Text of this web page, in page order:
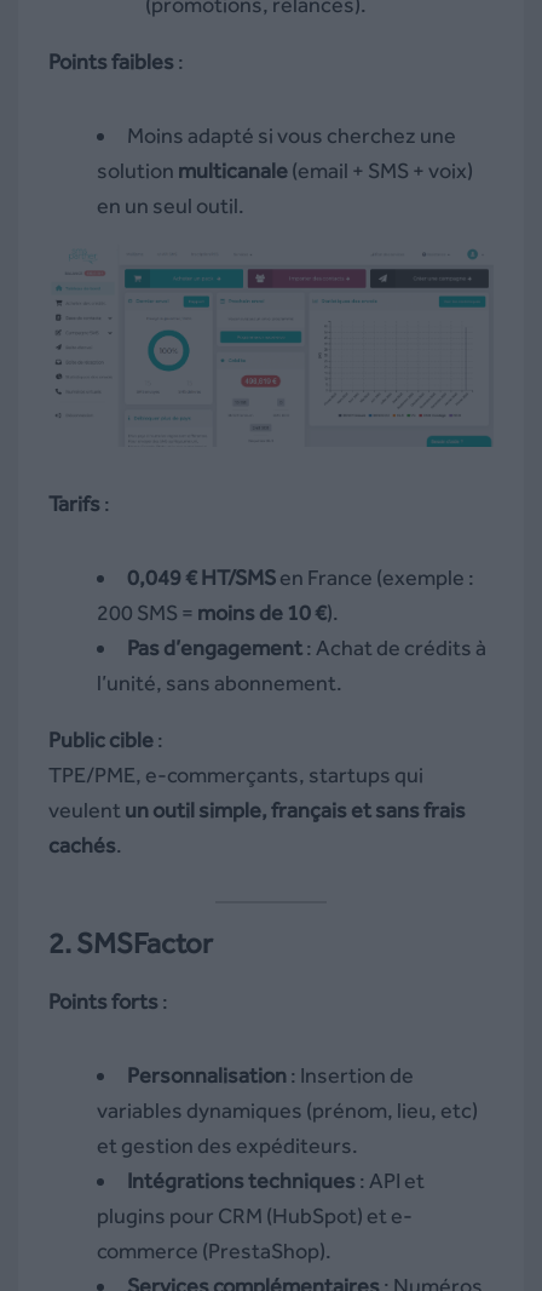
Points faibles:
Moins adapté si vous cherchez une
solution multicanale(email + SMS + voix)
en un seul outil.
Tarifs:
0,049 € HT/SMSen France (exemple :
200 SMS = moins de 10 €).
Pas d’engagement: Achat de crédits à
l’unité, sans abonnement.
Public cible:
TPE/PME, e-commerçants, startups qui
veulent un outil simple, français et sans frais
cachés.
2. SMSFactor
Points forts:
Personnalisation: Insertion de
variables dynamiques (prénom, lieu, etc)
et gestion des expéditeurs.
Intégrations techniques: API et
plugins pour CRM (HubSpot) et e-
commerce (PrestaShop).
Services complémentaires: Numéros